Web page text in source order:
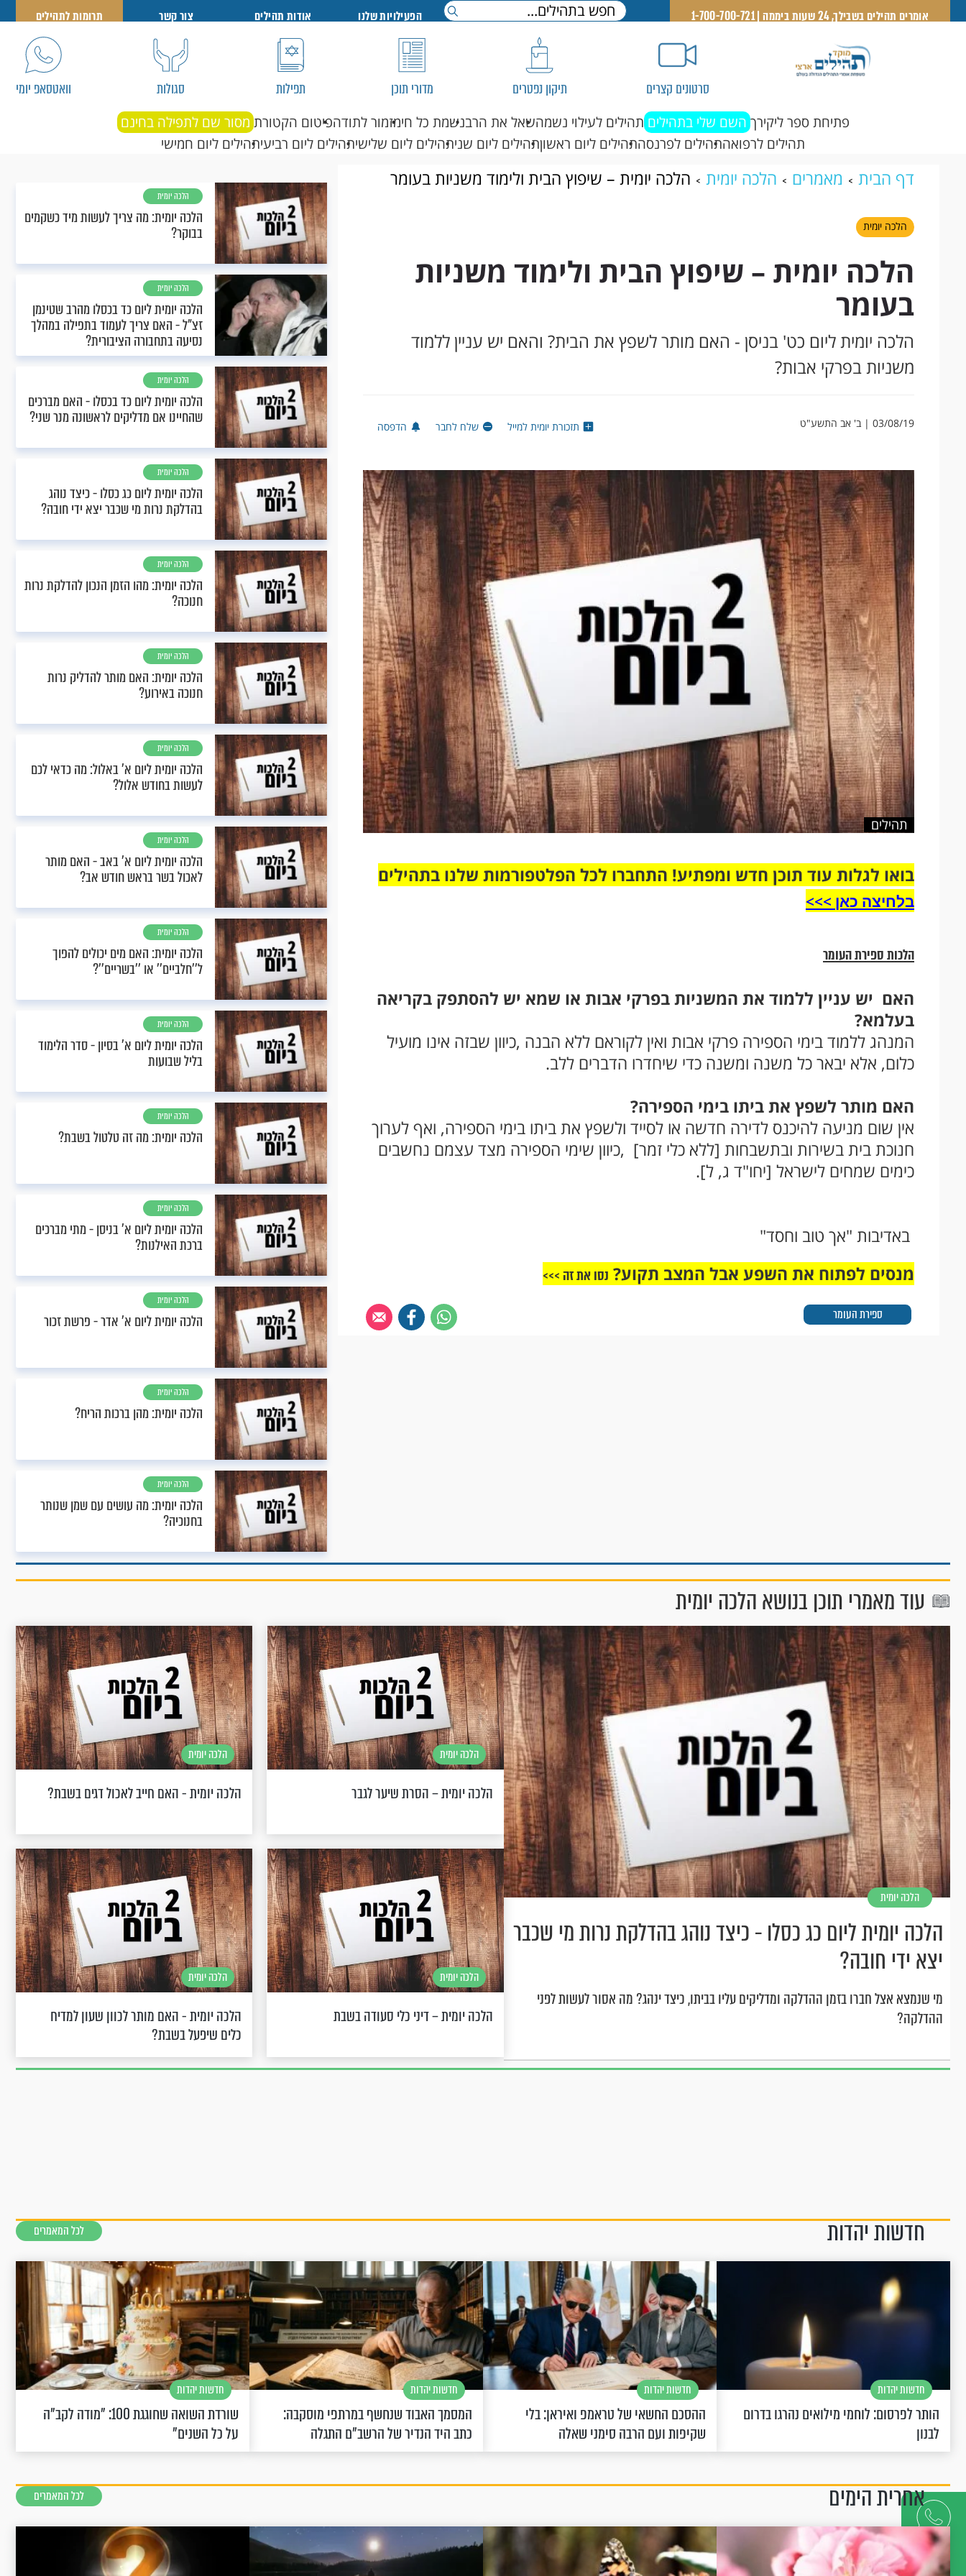
דברו
איתנו
אומרים תהילים בשבילך, 24 שעות ביממה | 1-700-700-721 הפעילויות שלנו אודות תהילים צור קשר תרומות לתהילים
סרטונים קצרים תיקון נפטרים מדורי תוכן תפילות סגולות וואטסאפ יומי
פתיחת ספר ליקירך השם שלי בתהילים תהילים לעילוי נשמהשאל את הרבנשמת כל חימזמור לתודהפיטום הקטורת מסור שם לתפילה בחינם
תהילים לרפואהתהילים לפרנסהתהילים ליום ראשוןתהילים ליום שניתהילים ליום שלישיתהילים ליום רביעיתהילים ליום חמישי
דף הבית מאמרים הלכה יומית הלכה יומית – שיפוץ הבית ולימוד משניות בעומר
הלכה יומית
הלכה יומית – שיפוץ הבית ולימוד משניות
בעומר
הלכה יומית ליום כט' בניסן - האם מותר לשפץ את הבית? והאם יש עניין ללמוד
משניות בפרקי אבות?
03/08/19 | ב' אב התשע"ט תזכורת יומית למייל שלח לחבר הדפסה
תהילים
בואו לגלות עוד תוכן חדש ומפתיע! התחברו לכל הפלטפורמות שלנו בתהילים
בלחיצה כאן >>>​
הלכות ספירת העומר
האם יש עניין ללמוד את המשניות בפרקי אבות או שמא יש להסתפק בקריאה
בעלמא?
המנהג ללמוד בימי הספירה פרקי אבות ואין לקוראם ללא הבנה ,כיוון שבזה אינו מועיל
כלום, אלא יבאר כל משנה ומשנה כדי שיחדרו הדברים ללב.
האם מותר לשפץ את ביתו בימי הספירה?
אין שום מניעה להיכנס לדירה חדשה או לסייד ולשפץ את ביתו בימי הספירה, ואף לערוך
חנוכת בית בשירות ובתשבחות [ללא כלי זמר] ,כיוון שימי הספירה מצד עצמם נחשבים
כימים שמחים לישראל [יחו"ד ג, ל].
באדיבות "אך טוב וחסד"
ספירת העומר
מנסים לפתוח את השפע אבל המצב תקוע? נסו את זה >>>
הלכה יומית
הלכה יומית: מה צריך לעשות מיד כשקמים
בבוקר?
הלכה יומית
הלכה יומית ליום כד בכסלו מהרב שטינמן
זצ"ל - האם צריך לעמוד בתפילה במהלך
נסיעה בתחבורה הציבורית?
הלכה יומית
הלכה יומית ליום כד בכסלו - האם מברכים
שהחיינו אם מדליקים לראשונה מנר שני?
הלכה יומית
הלכה יומית ליום כג כסלו - כיצד נוהג
בהדלקת נרות מי שכבר יצא ידי חובה?
הלכה יומית
הלכה יומית: מהו הזמן הנכון להדלקת נרות
חנוכה?
הלכה יומית
הלכה יומית: האם מותר להדליק נרות
חנוכה באירוע?
הלכה יומית
הלכה יומית ליום א' באלול: מה כדאי לכם
לעשות בחודש אלול?
הלכה יומית
הלכה יומית ליום א’ באב - האם מותר
לאכול בשר בראש חודש אב?
הלכה יומית
הלכה יומית: האם מים יכולים להפוך
ל''חלביים'' או ''בשריים''?
הלכה יומית
הלכה יומית ליום א’ בסיון - סדר הלימוד
בליל שבועות
הלכה יומית
הלכה יומית: מה זה טלטול בשבת?
הלכה יומית
הלכה יומית ליום א’ בניסן - מתי מברכים
ברכת האילנות?
הלכה יומית
הלכה יומית ליום א’ אדר - פרשת זכור
הלכה יומית
הלכה יומית: מהן ברכות הריח?
הלכה יומית
הלכה יומית: מה עושים עם שמן שנותר
בחנוכיה?
עוד מאמרי תוכן בנושא הלכה יומית
הלכה יומית
הלכה יומית ליום כג כסלו - כיצד נוהג בהדלקת נרות מי שכבר
יצא ידי חובה?
מי שנמצא אצל חברו בזמן ההדלקה ומדליקים עליו בביתו, כיצד ינהג? מה אסור לעשות לפני
ההדלקה?
הלכה יומית
הלכה יומית – הסרת שיער לגבר
הלכה יומית
הלכה יומית - האם חייב לאכול דגים בשבת?
הלכה יומית
הלכה יומית – דיני כלי סעודה בשבת
הלכה יומית
הלכה יומית - האם מותר לכוון שעון למדיח
כלים שיפעל בשבת?
חדשות יהדות לכל המאמרים
חדשות יהדות
הותר לפרסום: לוחמי מילואים נהרגו בדרום
לבנון
חדשות יהדות
ההסכם החשאי של טראמפ ואיראן: בלי
שקיפות ועם הרבה סימני שאלה
חדשות יהדות
המסמך האבוד שנחשף במרתפי מוסקבה:
כתב היד הנדיר של הרשב"ם התגלה
חדשות יהדות
שורדת השואה שחוגגת 100: "מודה לקב"ה
על כל השנים"
אחרית הימים לכל המאמרים